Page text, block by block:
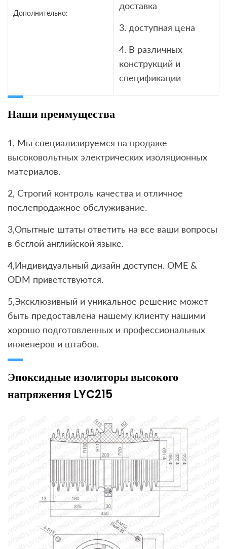
Дополнительно:
доставка
3. доступная цена
4. В различных
конструкций и
спецификации
Наши преимущества
1, Мы специализируемся на продаже
высоковольтных электрических изоляционных
материалов.
2, Строгий контроль качества и отличное
послепродажное обслуживание.
3,Опытные штаты ответить на все ваши вопросы
в беглой английской языке.
4,Индивидуальный дизайн доступен. OME &
ODM приветствуются.
5,Эксклюзивный и уникальное решение может
быть предоставлена ​​нашему клиенту нашими
хорошо подготовленных и профессиональных
инженеров и штабов.
Эпоксидные изоляторы высокого
напряжения LYC215